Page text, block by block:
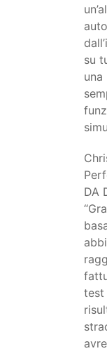
su
DA
test